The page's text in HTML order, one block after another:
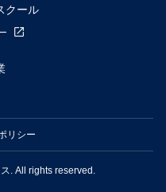
クール
リシー
. All rights reserved.